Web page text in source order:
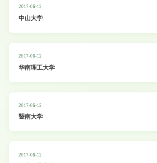
2017-06-12
中山大学
2017-06-12
华南理工大学
2017-06-12
暨南大学
2017-06-12